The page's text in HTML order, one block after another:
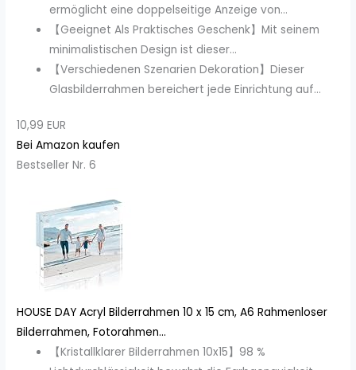
ermöglicht eine doppelseitige Anzeige von...
【Geeignet Als Praktisches Geschenk】Mit seinem
minimalistischen Design ist dieser...
【Verschiedenen Szenarien Dekoration】Dieser
Glasbilderrahmen bereichert jede Einrichtung auf...
10,99 EUR
Bei Amazon kaufen
Bestseller Nr. 6
HOUSE DAY Acryl Bilderrahmen 10 x 15 cm, A6 Rahmenloser
Bilderrahmen, Fotorahmen...
【Kristallklarer Bilderrahmen 10x15】98 %